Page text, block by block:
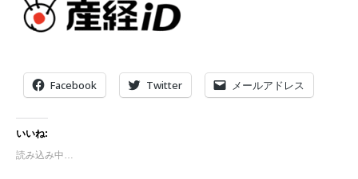
Facebook Twitter メールアドレス
いいね:
読み込み中…